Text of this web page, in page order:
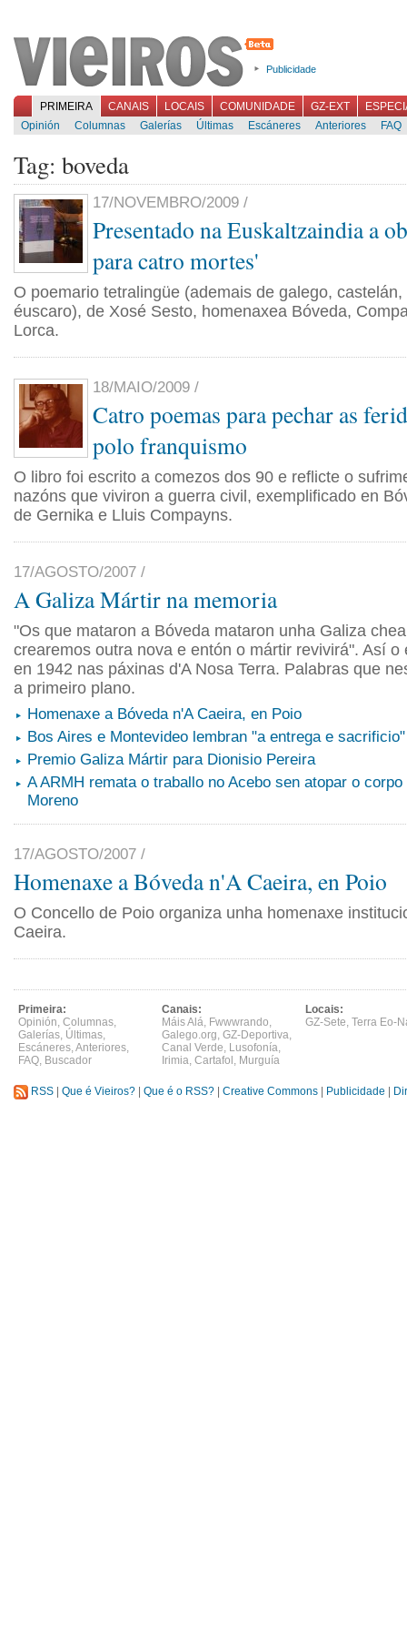
Publicidade
PRIMEIRA CANAIS LOCAIS COMUNIDADE GZ-EXT
Opinión
Columnas Galerías Últimas Escáneres Anteriores FAQ
Tag: boveda
17/NOVEMBRO/2009 /
Presentado na Euskaltzaindia a
para catro mortes'
O poemario tetralingüe (ademais de galego,
éuscaro), de Xosé Sesto, homenaxea Bóveda,
Lorca.
18/MAIO/2009 /
Catro poemas para pechar as
polo franquismo
O libro foi escrito a comezos dos 90 e reflicte o
nazóns que viviron a guerra civil, exemplificado en
de Gernika e Lluis Compayns.
17/AGOSTO/2007 /
A Galiza Mártir na memoria
"Os que mataron a Bóveda mataron unha Galiza
crearemos outra nova e entón o mártir revivirá". Así o
en 1942 nas páxinas d'A Nosa Terra. Palabras que
a primeiro plano.
Homenaxe a Bóveda n'A Caeira, en Poio
Bos Aires e Montevideo lembran "a entrega e
Premio Galiza Mártir para Dionisio Pereira
A ARMH remata o traballo no Acebo sen atopar o corpo
Moreno
17/AGOSTO/2007 /
Homenaxe a Bóveda n'A Caeira, en Poio
O Concello de Poio organiza unha homenaxe
Caeira.
Primeira:
Opinión, Columnas,
Galerías, Últimas,
Escáneres,Anteriores,
FAQ, Buscador
Canais:
Máis Alá, Fwwwrando,
Galego.org, GZ-Deportiva,
Canal Verde, Lusofonía,
Irimia, Cartafol , Murguía
Locais:
GZ-Sete, Terra Eo-
RSS Que é Vieiros? Que é o RSS? Creative Commons Publicidade